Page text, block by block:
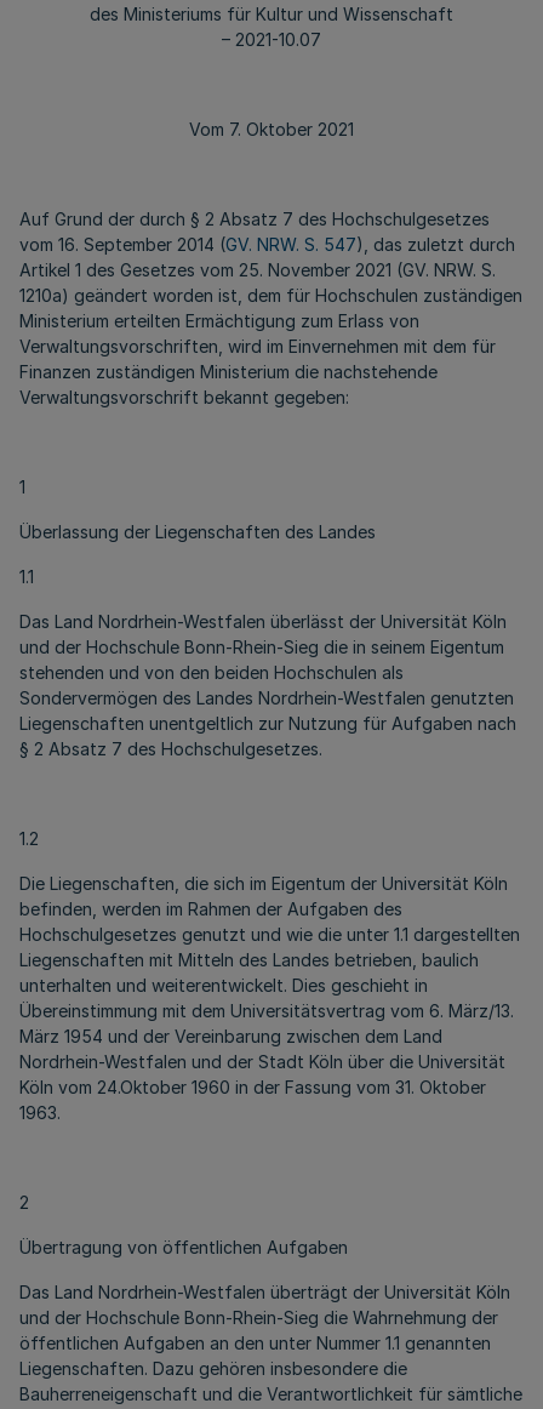
des Ministeriums für Kultur und Wissenschaft
– 2021-10.07
Vom 7. Oktober 2021
Auf Grund der durch § 2 Absatz 7 des Hochschulgesetzes
vom 16. September 2014 (GV. NRW. S. 547), das zuletzt durch
Artikel 1 des Gesetzes vom 25. November 2021 (GV. NRW. S.
1210a) geändert worden ist, dem für Hochschulen zuständigen
Ministerium erteilten Ermächtigung zum Erlass von
Verwaltungsvorschriften, wird im Einvernehmen mit dem für
Finanzen zuständigen Ministerium die nachstehende
Verwaltungsvorschrift bekannt gegeben:
1
Überlassung der Liegenschaften des Landes
1.1
Das Land Nordrhein-Westfalen überlässt der Universität Köln
und der Hochschule Bonn-Rhein-Sieg die in seinem Eigentum
stehenden und von den beiden Hochschulen als
Sondervermögen des Landes Nordrhein-Westfalen genutzten
Liegenschaften unentgeltlich zur Nutzung für Aufgaben nach
§ 2 Absatz 7 des Hochschulgesetzes.
1.2
Die Liegenschaften, die sich im Eigentum der Universität Köln
befinden, werden im Rahmen der Aufgaben des
Hochschulgesetzes genutzt und wie die unter 1.1 dargestellten
Liegenschaften mit Mitteln des Landes betrieben, baulich
unterhalten und weiterentwickelt. Dies geschieht in
Übereinstimmung mit dem Universitätsvertrag vom 6. März/13.
März 1954 und der Vereinbarung zwischen dem Land
Nordrhein-Westfalen und der Stadt Köln über die Universität
Köln vom 24.Oktober 1960 in der Fassung vom 31. Oktober
1963.
2
Übertragung von öffentlichen Aufgaben
Das Land Nordrhein-Westfalen überträgt der Universität Köln
und der Hochschule Bonn-Rhein-Sieg die Wahrnehmung der
öffentlichen Aufgaben an den unter Nummer 1.1 genannten
Liegenschaften. Dazu gehören insbesondere die
Bauherreneigenschaft und die Verantwortlichkeit für sämtliche